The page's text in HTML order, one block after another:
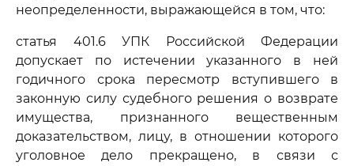
неопределенности, выражающейся в том, что:
статья 401.6 УПК Российской Федерации
допускает по истечении указанного в ней
годичного срока пересмотр вступившего в
законную силу судебного решения о возврате
имущества, признанного вещественным
доказательством, лицу, в отношении которого
уголовное дело прекращено, в связи с